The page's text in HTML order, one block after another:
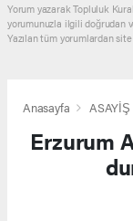
Yorum yazarak Topluluk
yorumunuzla ilgili doğrudan
Yazılan tüm yorumlardan
Anasayfa ASAYİŞ
Erzurum